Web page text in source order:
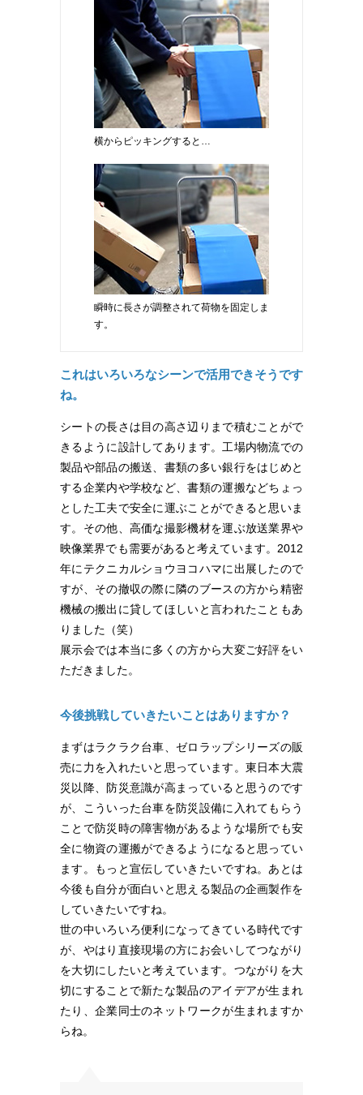
横からピッキングすると…
瞬時に長さが調整されて荷物を固定しま
す。
これはいろいろなシーンで活用できそうです
ね。
シートの長さは目の高さ辺りまで積むことがで
きるように設計してあります。工場内物流での
製品や部品の搬送、書類の多い銀行をはじめと
する企業内や学校など、書類の運搬などちょっ
とした工夫で安全に運ぶことができると思いま
す。その他、高価な撮影機材を運ぶ放送業界や
映像業界でも需要があると考えています。2012
年にテクニカルショウヨコハマに出展したので
すが、その撤収の際に隣のブースの方から精密
機械の搬出に貸してほしいと言われたこともあ
りました（笑）
展示会では本当に多くの方から大変ご好評をい
ただきました。
今後挑戦していきたいことはありますか？
まずはラクラク台車、ゼロラップシリーズの販
売に力を入れたいと思っています。東日本大震
災以降、防災意識が高まっていると思うのです
が、こういった台車を防災設備に入れてもらう
ことで防災時の障害物があるような場所でも安
全に物資の運搬ができるようになると思ってい
ます。もっと宣伝していきたいですね。あとは
今後も自分が面白いと思える製品の企画製作を
していきたいですね。
世の中いろいろ便利になってきている時代です
が、やはり直接現場の方にお会いしてつながり
を大切にしたいと考えています。つながりを大
切にすることで新たな製品のアイデアが生まれ
たり、企業同士のネットワークが生まれますか
らね。